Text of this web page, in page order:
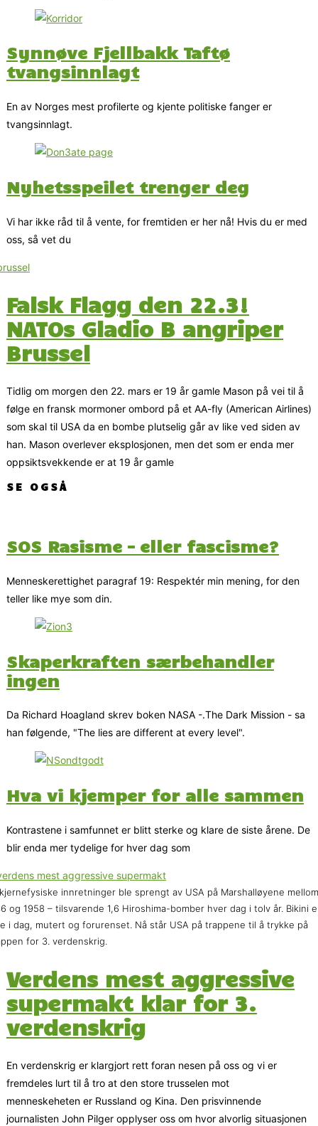
Synnøve Fjellbakk Taftø
tvangsinnlagt
En av Norges mest profilerte og kjente politiske fanger er
tvangsinnlagt.
Nyhetsspeilet trenger deg
Vi har ikke råd til å vente, for fremtiden er her nå! Hvis du er med
oss, så vet du
Falsk Flagg den 22.3!
NATOs Gladio B angriper
Brussel
Tidlig om morgen den 22. mars er 19 år gamle Mason på vei til å
følge en fransk mormoner ombord på et AA-fly (American Airlines)
som skal til USA da en bombe plutselig går av like ved siden av
han. Mason overlever eksplosjonen, men det som er enda mer
oppsiktsvekkende er at 19 år gamle
SE OGSÅ
SOS Rasisme – eller fascisme?
Menneskerettighet paragraf 19: Respektér min mening, for den
teller like mye som din.
Skaperkraften særbehandler
ingen
Da Richard Hoagland skrev boken NASA -.The Dark Mission - sa
han følgende, "The lies are different at every level".
Hva vi kjemper for alle sammen
Kontrastene i samfunnet er blitt sterke og klare de siste årene. De
blir enda mer tydelige for hver dag som
innretninger ble sprengt av USA på Marshalløyene mellom
og 1958 – tilsvarende 1,6 Hiroshima-bomber hver dag i tolv år. Bikini
i dag, mutert og forurenset. Nå står USA på trappene til å trykke på
for 3. verdenskrig.
Verdens mest aggressive
supermakt klar for 3.
verdenskrig
En verdenskrig er klargjort rett foran nesen på oss og vi er
fremdeles lurt til å tro at den store trusselen mot
menneskeheten er Russland og Kina. Den prisvinnende
journalisten John Pilger opplyser oss om hvor alvorlig situasjonen